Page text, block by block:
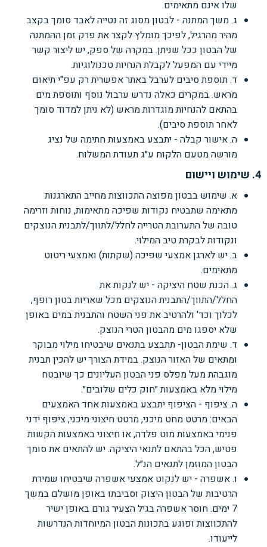
שלו אינם מתאימים.
ג. משך המתנה - לבטון מסוג זה נטייה לאבד סומך בקצב
מהיר מהרגיל, לפיכך מומלץ לקצר את פרק זמן ההמתנה
של הבטון ככל שניתן. במקרה של ספק, יש ליצור קשר
מיידי עם המפעל לקבלת הנחיות טכנולוגיות.
ד. תוספת סיבים לערבל באתר אפשרית רק עפ"י תיאום
מראש. במקרים כאלה נדרש ערבול נוסף ותוספת מים
בהתאם להנחיות מוגדרות מראש (לא ניתן למדוד סומך
לאחר תוספת סיבים).
ה. אישור קבלה - יתבצע באמצעות חתימה של נציג
מורשה מטעם הלקוח ע״ג תעודת המשלוח.
4. שימוש ויישום
א. שימוש בבטון מפוצה התכווצות מחייב התארגנות
מתאימה שתבטיח נקודות שפיכה מתאימות, נוחות וזרימה
טובה של התערובת הטרייה לחלל/לתווך/לתבנית הנוצקים
ונקודות לבקרת טיב המילוי.
ב. יש לארגן אמצעי שפיכה (שקתות) ואמצעי ריטוט
מתאימים.
ג. הכנת שטח היציקה - יש לנקות את
החלל/התווך/התבנית הנוצקים מכל שאריות בטון רופף,
לכלוך וכד' ולהרטיב את פני השטח והתבנית במים באופן
שלא יספגו מים מהבטון הטרי הנוצק.
ד. שימת הבטון- תתבצע בתנאים שיבטיחו מילוי מבוקר
ומתאים של האזור הנוצק. במידת הצורך יש להכין תבנית
מוגבהת מעל מפלס פני הבטון העליונים כך שיובטח
מילוי מלא באמצעות ״חוק כלים שלובים״.
ה. ציפוף - הציפוף יתבצע באמצעות אחד האמצעים
הבאים: מרטט מחט מיכני, מרטט חיצוני מיכני, ציפוף ידני
פנימי באמצעות מוט פלדה, או חיצוני באמצעות הקשות
פטיש, הכל בהתאם לתנאי היציקה. יש להתאים את סומך
הבטון המוזמן לתנאים הנ״ל.
ו. אשפרה - יש לנקוט אמצעי אשפרה שיבטיחו שמירת
הרטיבות של הבטון היצוק וסביבתו באופן מושלם במשך
7 ימים. חוסר אשפרה בגיל הצעיר גורם באופן ישיר
להתכווצות ופוגע בתכונות הבטון המיוחדות הנדרשות
לייעודו.